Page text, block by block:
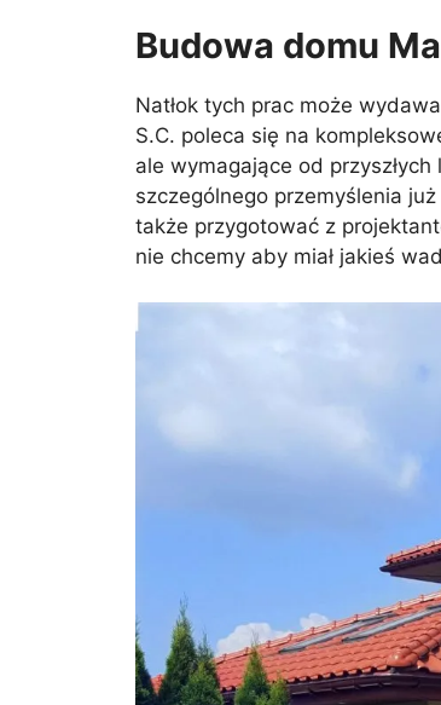
Budowa domu
Natłok tych prac może
S.C. poleca się na
ale wymagające od
szczególnego przemyślenia
także przygotować z
nie chcemy aby miał jakieś